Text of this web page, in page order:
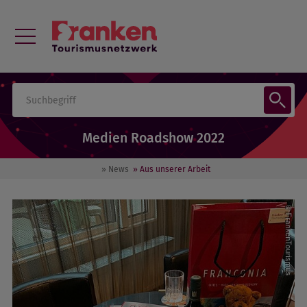
Medien Roadshow 2022
» News » Aus unserer Arbeit